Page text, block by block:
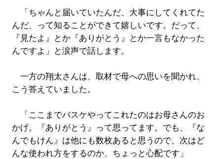
「ちゃんと届いていたんだ、大事にしてくれてた
んだ、って知ることができて嬉しいです。だって、
『見たよ』とか『ありがとう』とか一言もなかった
んですよ」と涙声で話します。
一方の翔太さんは、取材で母への思いを聞かれ、
こう答えていました。
「ここまでバスケやってこれたのはお母さんのお
かげ。『ありがとう』って思ってます。でも、『な
んでもけん』は他にも数枚あると思うので、次はど
んな使われ方をするのか、ちょっと心配です」